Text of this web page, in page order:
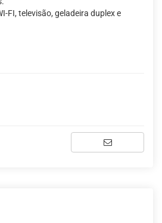
FI, televisão, geladeira duplex e